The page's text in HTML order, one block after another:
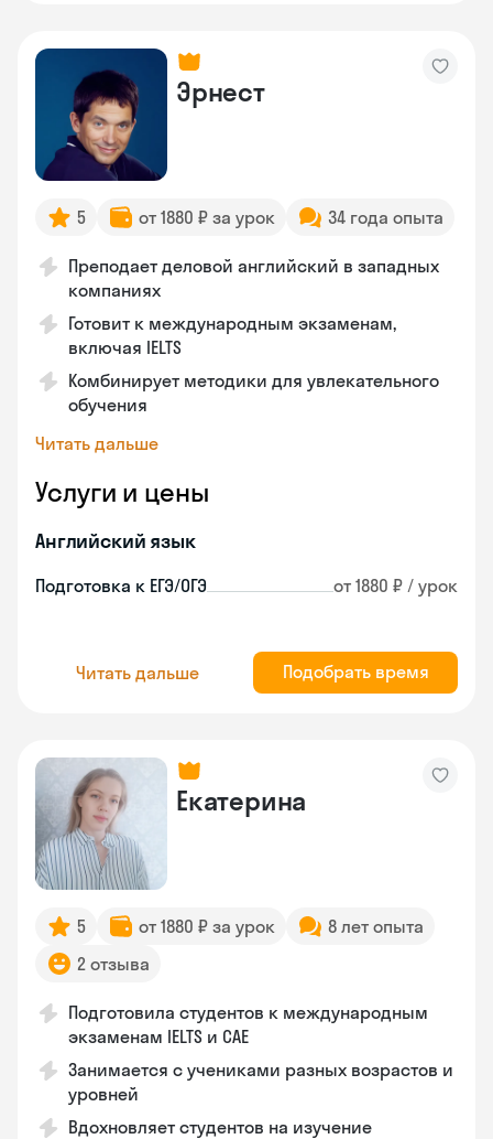
Эрнест
5 от 1880 ₽ за урок 34 года опыта
Преподает деловой английский в западных
компаниях
Готовит к международным экзаменам,
включая IELTS
Комбинирует методики для увлекательного
обучения
Читать дальше
Услуги и цены
Английский язык
Подготовка к ЕГЭ/ОГЭ от 1880 ₽ / урок
Читать дальше Подобрать время
Екатерина
5 от 1880 ₽ за урок
8 лет опыта
2 отзыва
Подготовила студентов к международным
экзаменам IELTS и CAE
Занимается с учениками разных возрастов и
уровней
Вдохновляет студентов на изучение